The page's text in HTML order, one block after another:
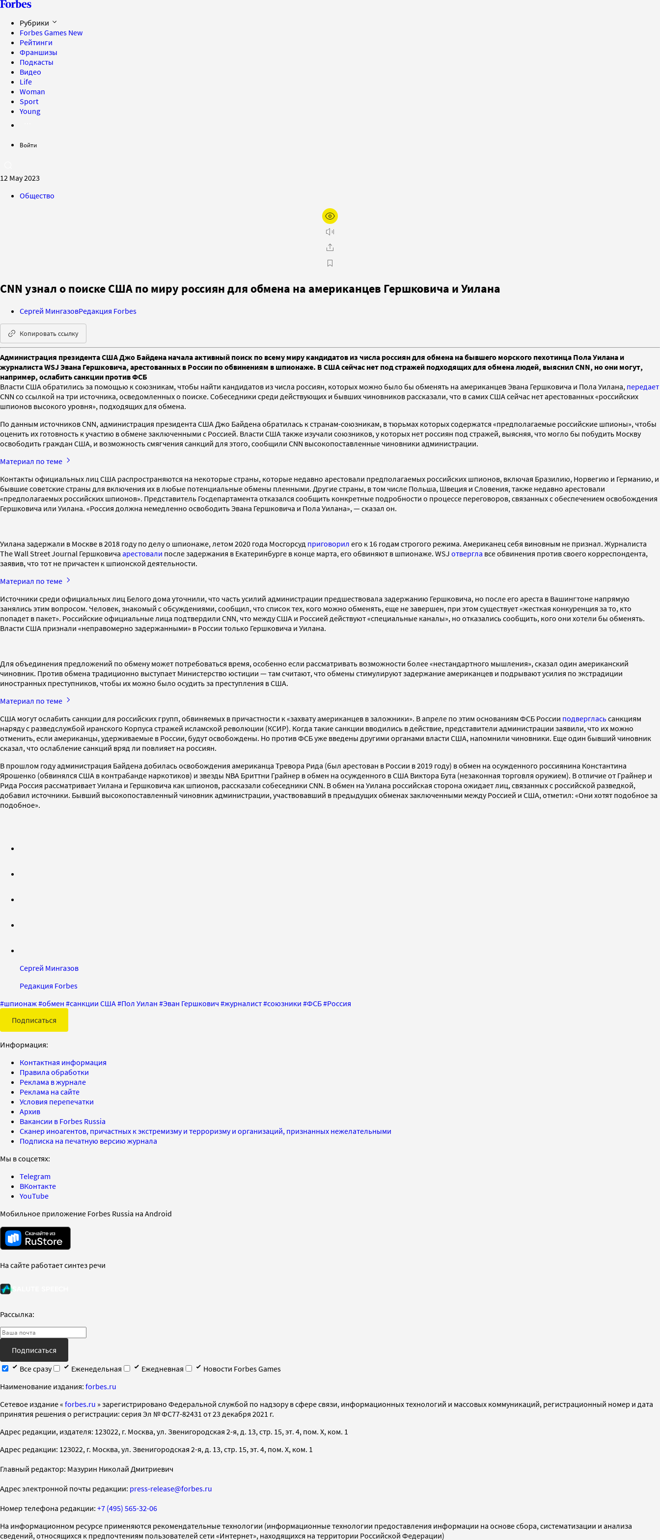
Рубрики
Forbes Games New
Рейтинги
Франшизы
Подкасты
Видео
Life
Woman
Sport
Young
Войти
12 May 2023
Общество
CNN узнал о поиске США по миру россиян для обмена на американцев Гершковича и Уилана
Сергей МингазовРедакция Forbes
Копировать ссылку
Администрация президента США Джо Байдена начала активный поиск по всему миру кандидатов из числа россиян для обмена на бывшего морского пехотинца Пола Уилана и
журналиста WSJ Эвана Гершковича, арестованных в России по обвинениям в шпионаже. В США сейчас нет под стражей подходящих для обмена людей, выяснил CNN, но они могут,
например, ослабить санкции против ФСБ
Власти США обратились за помощью к союзникам, чтобы найти кандидатов из числа россиян, которых можно было бы обменять на американцев Эвана Гершковича и Пола Уилана, передает
CNN со ссылкой на три источника, осведомленных о поиске. Собеседники среди действующих и бывших чиновников рассказали, что в самих США сейчас нет арестованных «российских
шпионов высокого уровня», подходящих для обмена.
По данным источников CNN, администрация президента США Джо Байдена обратилась к странам-союзникам, в тюрьмах которых содержатся «предполагаемые российские шпионы», чтобы
оценить их готовность к участию в обмене заключенными с Россией. Власти США также изучали союзников, у которых нет россиян под стражей, выясняя, что могло бы побудить Москву
освободить граждан США, и возможность смягчения санкций для этого, сообщили CNN высокопоставленные чиновники администрации.
Материал по теме
Контакты официальных лиц США распространяются на некоторые страны, которые недавно арестовали предполагаемых российских шпионов, включая Бразилию, Норвегию и Германию, и
бывшие советские страны для включения их в любые потенциальные обмены пленными. Другие страны, в том числе Польша, Швеция и Словения, также недавно арестовали
«предполагаемых российских шпионов». Представитель Госдепартамента отказался сообщить конкретные подробности о процессе переговоров, связанных с обеспечением освобождения
Гершковича или Уилана. «Россия должна немедленно освободить Эвана Гершковича и Пола Уилана», — сказал он.
Уилана задержали в Москве в 2018 году по делу о шпионаже, летом 2020 года Мосгорсуд приговорил его к 16 годам строгого режима. Американец себя виновным не признал. Журналиста
The Wall Street Journal Гершковича арестовали после задержания в Екатеринбурге в конце марта, его обвиняют в шпионаже. WSJ отвергла все обвинения против своего корреспондента,
заявив, что тот не причастен к шпионской деятельности.
Материал по теме
Источники среди официальных лиц Белого дома уточнили, что часть усилий администрации предшествовала задержанию Гершковича, но после его ареста в Вашингтоне напрямую
занялись этим вопросом. Человек, знакомый с обсуждениями, сообщил, что список тех, кого можно обменять, еще не завершен, при этом существует «жесткая конкуренция за то, кто
попадет в пакет». Российские официальные лица подтвердили CNN, что между США и Россией действуют «специальные каналы», но отказались сообщить, кого они хотели бы обменять.
Власти США признали «неправомерно задержанными» в России только Гершковича и Уилана.
Для объединения предложений по обмену может потребоваться время, особенно если рассматривать возможности более «нестандартного мышления», сказал один американский
чиновник. Против обмена традиционно выступает Министерство юстиции — там считают, что обмены стимулируют задержание американцев и подрывают усилия по экстрадиции
иностранных преступников, чтобы их можно было осудить за преступления в США.
Материал по теме
США могут ослабить санкции для российских групп, обвиняемых в причастности к «захвату американцев в заложники». В апреле по этим основаниям ФСБ России подвергласьсанкциям
наряду с разведслужбой иранского Корпуса стражей исламской революции (КСИР). Когда такие санкции вводились в действие, представители администрации заявили, что их можно
отменить, если американцы, удерживаемые в России, будут освобождены. Но против ФСБ уже введены другими органами власти США, напомнили чиновники. Еще один бывший чиновник
сказал, что ослабление санкций вряд ли повлияет на россиян.
В прошлом году администрация Байдена добилась освобождения американца Тревора Рида (был арестован в России в 2019 году) в обмен на осужденного россиянина Константина
Ярошенко (обвинялся США в контрабанде наркотиков) и звезды NBA Бриттни Грайнер в обмен на осужденного в США Виктора Бута (незаконная торговля оружием). В отличие от Грайнер и
Рида Россия рассматривает Уилана и Гершковича как шпионов, рассказали собеседники CNN. В обмен на Уилана российская сторона ожидает лиц, связанных с российской разведкой,
добавил источники. Бывший высокопоставленный чиновник администрации, участвовавший в предыдущих обменах заключенными между Россией и США, отметил: «Они хотят подобное за
подобное».
Сергей Мингазов
Редакция Forbes
#шпионаж#обмен #санкции США#Пол Уилан #Эван Гершкович #журналист#союзники #ФСБ#Россия
Подписаться
Информация:
Контактная информация
Правила обработки
Реклама в журнале
Реклама на сайте
Условия перепечатки
Архив
Вакансии в Forbes Russia
Сканер иноагентов, причастных к экстремизму и терроризму и организаций, признанных нежелательными
Подписка на печатную версию журнала
Мы в соцсетях:
Telegram
ВКонтакте
YouTube
Мобильное приложение Forbes Russia на Android
На сайте работает синтез речи
Рассылка:
Подписаться
Все сразу
Еженедельная Ежедневная
Новости Forbes Games
Наименование издания: forbes.ru
Cетевое издание « forbes.ru » зарегистрировано Федеральной службой по надзору в сфере связи, информационных технологий и массовых коммуникаций, регистрационный номер и дата
принятия решения о регистрации: серия Эл № ФС77-82431 от 23 декабря 2021 г.
Адрес редакции, издателя: 123022, г. Москва, ул. Звенигородская 2-я, д. 13, стр. 15, эт. 4, пом. X, ком. 1
Адрес редакции: 123022, г. Москва, ул. Звенигородская 2-я, д. 13, стр. 15, эт. 4, пом. X, ком. 1
Главный редактор: Мазурин Николай Дмитриевич
Адрес электронной почты редакции: press-release@forbes.ru
Номер телефона редакции: +7 (495) 565-32-06
На информационном ресурсе применяются рекомендательные технологии (информационные технологии предоставления информации на основе сбора, систематизации и анализа
сведений, относящихся к предпочтениям пользователей сети «Интернет», находящихся на территории Российской Федерации)